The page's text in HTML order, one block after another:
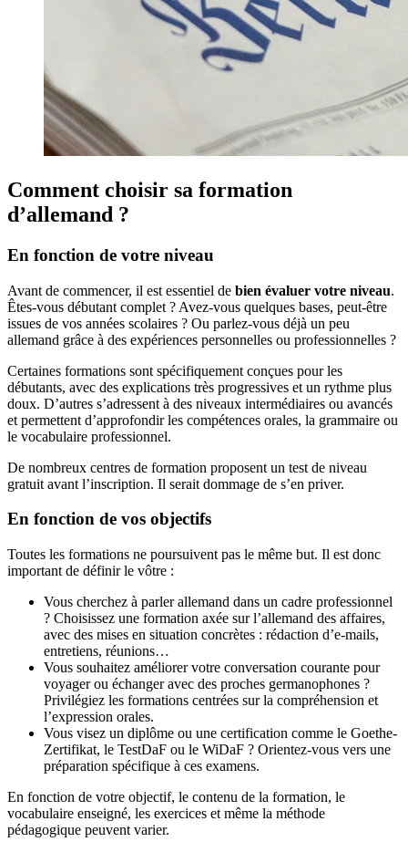
Comment choisir sa formation
d’allemand ?
En fonction de votre niveau
Avant de commencer, il est essentiel de bien évaluer votre niveau.
Êtes-vous débutant complet ? Avez-vous quelques bases, peut-être
issues de vos années scolaires ? Ou parlez-vous déjà un peu
allemand grâce à des expériences personnelles ou professionnelles ?
Certaines formations sont spécifiquement conçues pour les
débutants, avec des explications très progressives et un rythme plus
doux. D’autres s’adressent à des niveaux intermédiaires ou avancés
et permettent d’approfondir les compétences orales, la grammaire ou
le vocabulaire professionnel.
De nombreux centres de formation proposent un test de niveau
gratuit avant l’inscription. Il serait dommage de s’en priver.
En fonction de vos objectifs
Toutes les formations ne poursuivent pas le même but. Il est donc
important de définir le vôtre :
Vous cherchez à parler allemand dans un cadre professionnel
? Choisissez une formation axée sur l’allemand des affaires,
avec des mises en situation concrètes : rédaction d’e-mails,
entretiens, réunions…
Vous souhaitez améliorer votre conversation courante pour
voyager ou échanger avec des proches germanophones ?
Privilégiez les formations centrées sur la compréhension et
l’expression orales.
Vous visez un diplôme ou une certification comme le Goethe-
Zertifikat, le TestDaF ou le WiDaF ? Orientez-vous vers une
préparation spécifique à ces examens.
En fonction de votre objectif, le contenu de la formation, le
vocabulaire enseigné, les exercices et même la méthode
pédagogique peuvent varier.